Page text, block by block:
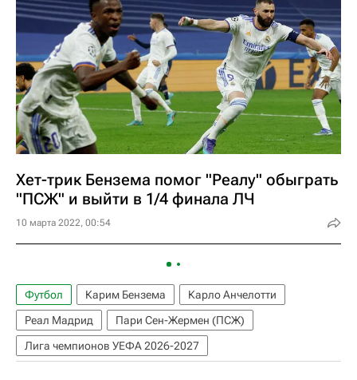
Хет-трик Бензема помог "Реалу" обыграть
"ПСЖ" и выйти в 1/4 финала ЛЧ
10 марта 2022, 00:54
Футбол Карим Бензема
Карло Анчелотти
Реал Мадрид
Пари Сен-Жермен (ПСЖ)
Лига чемпионов УЕФА 2026-2027